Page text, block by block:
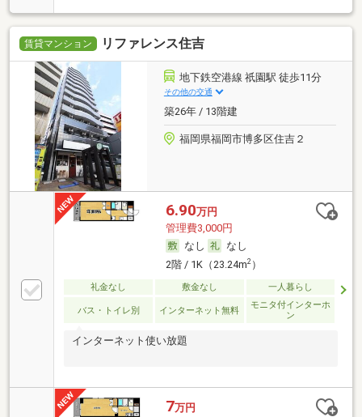
賃貸マンション リファレンス住吉
地下鉄空港線 祇園駅 徒歩11分
その他の交通
築26年 / 13階建
福岡県福岡市博多区住吉２
6.90万円
管理費3,000円
なし
なし
2階 / 1K（23.24m2）
礼金なし 敷金なし 一人暮らし
バス・トイレ別 インターネット無料
モニタ付インターホ
ン
インターネット使い放題
7万円